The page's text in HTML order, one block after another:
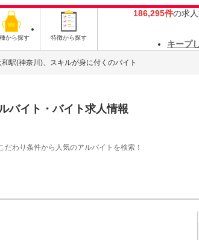
から探す 特徴から探す
186,295件の求
キープ
和駅(神奈川)、スキルが身に付くのバイト
バイト・バイト求人情報
わり条件から人気のアルバイトを検索！